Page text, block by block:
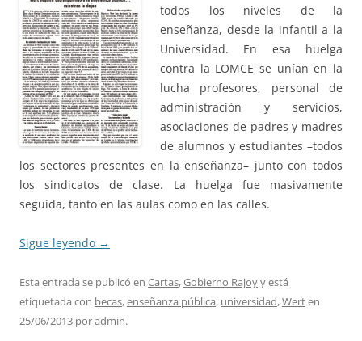
todos los niveles de la
enseñanza, desde la infantil a la
Universidad. En esa huelga
contra la LOMCE se unían en la
lucha profesores, personal de
administración y servicios,
asociaciones de padres y madres
de alumnos y estudiantes –todos
los sectores presentes en la enseñanza– junto con todos
los sindicatos de clase. La huelga fue masivamente
seguida, tanto en las aulas como en las calles.
Sigue leyendo →
Esta entrada se publicó en Cartas,Gobierno Rajoyy está
etiquetada con becas,enseñanza pública, universidad,Werten
25/06/2013 poradmin.